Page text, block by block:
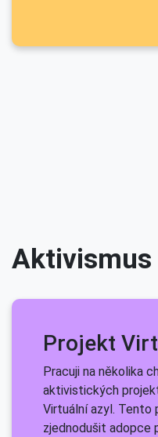
Aktivismus
Projekt
Pracuji na několika
aktivistických
Virtuální azyl. Tento
zjednodušit adopce